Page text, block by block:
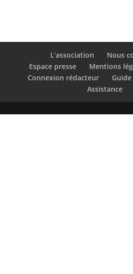
L’association
Nous
Espace presse
Mentions
Connexion rédacteur
Assistance